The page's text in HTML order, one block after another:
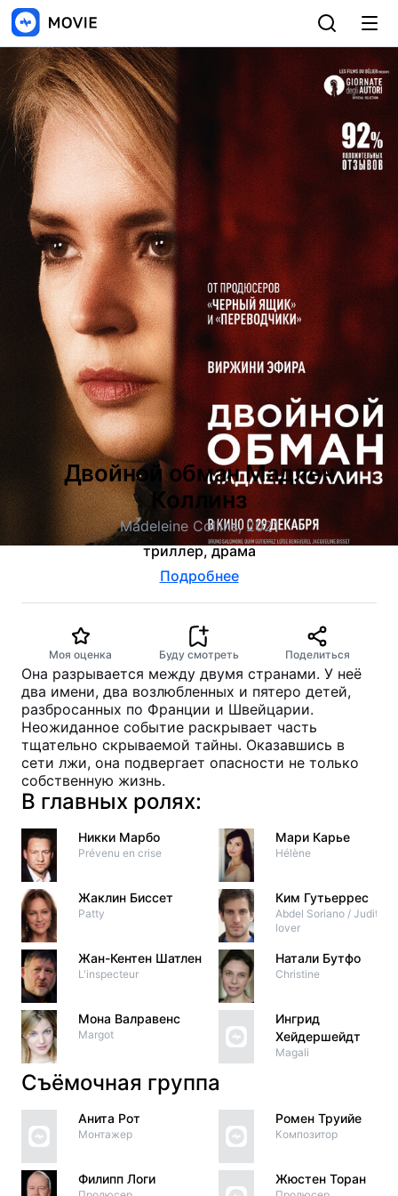
Двойной обман Мадлен
Коллинз
Madeleine Collins, 2021
триллер, драма
Подробнее
Моя оценка Буду смотреть Поделиться
Она разрывается между двумя странами. У неё
два имени, два возлюбленных и пятеро детей,
разбросанных по Франции и Швейцарии.
Неожиданное событие раскрывает часть
тщательно скрываемой тайны. Оказавшись в
сети лжи, она подвергает опасности не только
собственную жизнь.
В главных ролях:
Никки Марбо
Prévenu en crise
Жаклин Биссет
Patty
Жан-Кентен Шатлен
L'inspecteur
Мона Валравенс
Margot
Мари Карье
Hélène
Ким Гутьеррес
Abdel Soriano / Judith's
lover
Натали Бутфо
Christine
Ингрид
Хейдершейдт
Magali
Съёмочная группа
Анита Рот
Монтажер
Филипп Логи
Ромен Труийе
Композитор
Жюстен Торан